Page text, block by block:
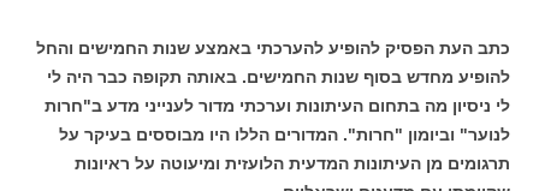
כתב העת הפסיק להופיע להערכתי באמצע שנות החמישים והחל
להופיע מחדש בסוף שנות החמישים. באותה תקופה כבר היה לי
לי ניסיון מה בתחום העיתונות וערכתי מדור לענייני מדע ב"חרות
לנוער" וביומון "חרות". המדורים הללו היו מבוססים בעיקר על
תרגומים מן העיתונות המדעית הלועזית ומיעוטה על ראיונות